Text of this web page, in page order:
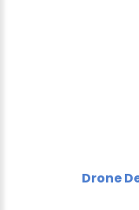
Drone